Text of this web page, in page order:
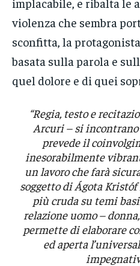
violenza che sembra
sconfitta, la
basata sulla parola e
quel dolore e di quei
“Regia, testo e
Arcuri – si
prevede il
inesorabilmente
un lavoro che farà
soggetto di Ágota
più cruda su temi
relazione uomo –
permette di elaborare
ed aperta